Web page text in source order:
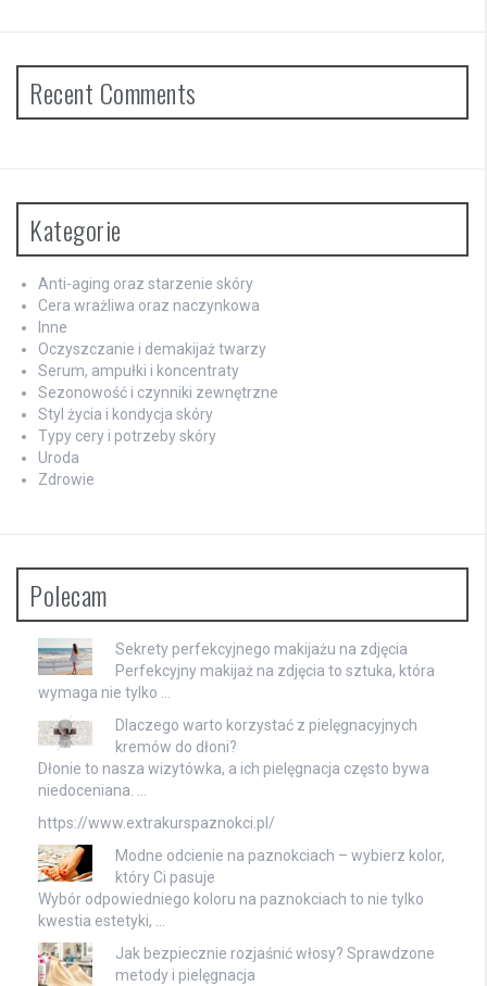
Recent Comments
Kategorie
Anti-aging oraz starzenie skóry
Cera wrażliwa oraz naczynkowa
Inne
Oczyszczanie i demakijaż twarzy
Serum, ampułki i koncentraty
Sezonowość i czynniki zewnętrzne
Styl życia i kondycja skóry
Typy cery i potrzeby skóry
Uroda
Zdrowie
Polecam
Sekrety perfekcyjnego makijażu na zdjęcia
Perfekcyjny makijaż na zdjęcia to sztuka, która
wymaga nie tylko …
Dlaczego warto korzystać z pielęgnacyjnych
kremów do dłoni?
Dłonie to nasza wizytówka, a ich pielęgnacja często bywa
niedoceniana. …
https://www.extrakurspaznokci.pl/
Modne odcienie na paznokciach – wybierz kolor,
który Ci pasuje
Wybór odpowiedniego koloru na paznokciach to nie tylko
kwestia estetyki, …
Jak bezpiecznie rozjaśnić włosy? Sprawdzone
metody i pielęgnacja